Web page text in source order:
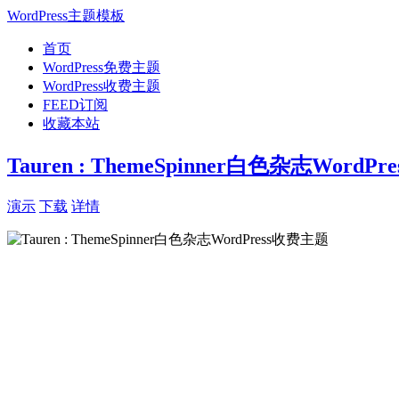
WordPress主题模板
首页
WordPress免费主题
WordPress收费主题
FEED订阅
收藏本站
Tauren : ThemeSpinner白色杂志
演示 下载 详情